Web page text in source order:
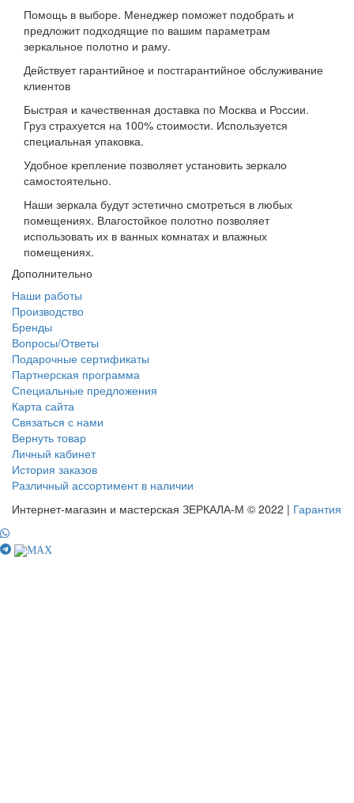
Помощь в выборе. Менеджер поможет подобрать и
предложит подходящие по вашим параметрам
зеркальное полотно и раму.
Действует гарантийное и постгарантийное обслуживание
клиентов
Быстрая и качественная доставка по Москва и России.
Груз страхуется на 100% стоимости. Используется
специальная упаковка.
Удобное крепление позволяет установить зеркало
самостоятельно.
Наши зеркала будут эстетично смотреться в любых
помещениях. Влагостойкое полотно позволяет
использовать их в ванных комнатах и влажных
помещениях.
Дополнительно
Наши работы
Производство
Бренды
Вопросы/Ответы
Подарочные сертификаты
Партнерская программа
Специальные предложения
Карта сайта
Связаться с нами
Вернуть товар
Личный кабинет
История заказов
Различный ассортимент в наличии
Интернет-магазин и мастерская ЗЕРКАЛА-М © 2022 | Гарантия